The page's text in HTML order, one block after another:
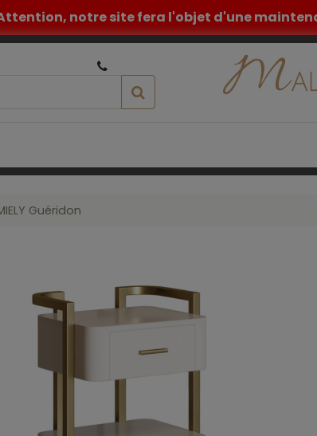
notre site fera l'objet d'une
ou un devis ?
Guéridon